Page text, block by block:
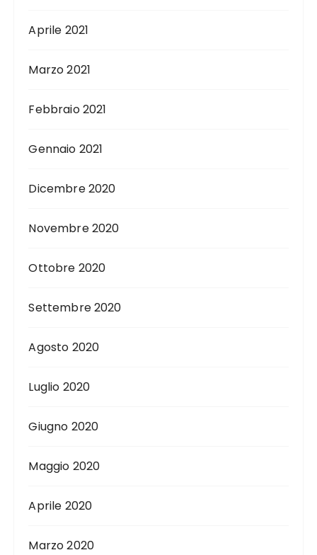
Aprile 2021
Marzo 2021
Febbraio 2021
Gennaio 2021
Dicembre 2020
Novembre 2020
Ottobre 2020
Settembre 2020
Agosto 2020
Luglio 2020
Giugno 2020
Maggio 2020
Aprile 2020
Marzo 2020